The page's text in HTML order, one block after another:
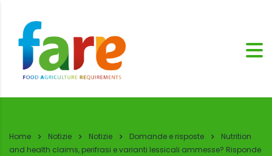
Home Notizie Notizie Domande e risposte
Nutrition
and health claims, perifrasi e varianti lessicali ammesse? Risponde